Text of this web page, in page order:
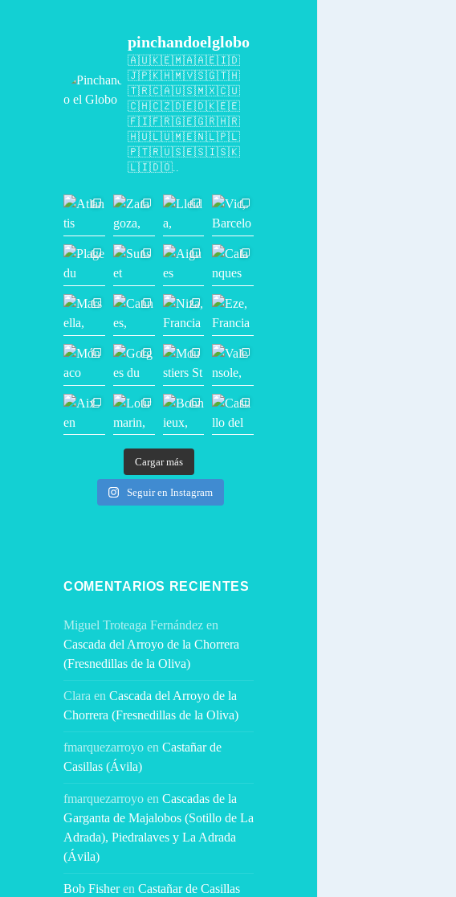
pinchandoelglobo
🇦🇺🇰🇪🇲🇦🇦🇪🇮🇩
🇯🇵🇰🇭🇲🇻🇸🇬🇹🇭
🇹🇷🇨🇦🇺🇸🇲🇽🇨🇺
🇨🇭🇨🇿🇩🇪🇩🇰🇪🇪
🇫🇮🇫🇷🇬🇪🇬🇷🇭🇷
🇭🇺🇱🇺🇲🇪🇳🇱🇵🇱
🇵🇹🇷🇺🇸🇪🇸🇮🇸🇰
🇱🇮🇩🇴..
Cargar más
Seguir en Instagram
COMENTARIOS RECIENTES
Miguel Troteaga Fernández en
Cascada del Arroyo de la Chorrera
(Fresnedillas de la Oliva)
Clara enCascada del Arroyo de la
Chorrera (Fresnedillas de la Oliva)
fmarquezarroyo enCastañar de
Casillas (Ávila)
fmarquezarroyo enCascadas de la
Garganta de Majalobos (Sotillo de La
Adrada), Piedralaves y La Adrada
(Ávila)
Bob FisherenCastañar de Casillas